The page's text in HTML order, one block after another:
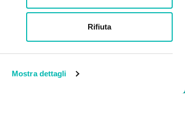
Mostra dettagli
Rifiuta